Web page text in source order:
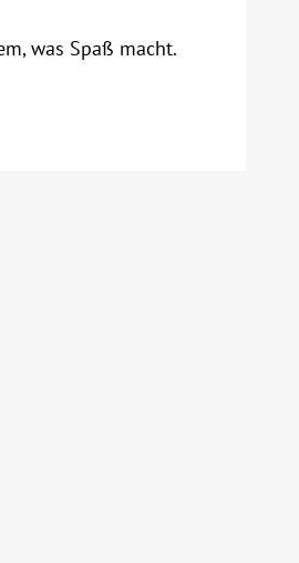
was Spaß macht.